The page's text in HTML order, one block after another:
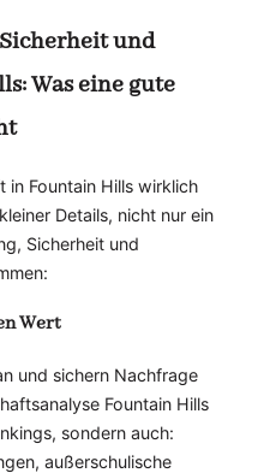
und
Was eine gute
in Fountain Hills wirklich
Details, nicht nur ein
Sicherheit und
Wert
und sichern Nachfrage
Fountain Hills
sondern auch:
außerschulische